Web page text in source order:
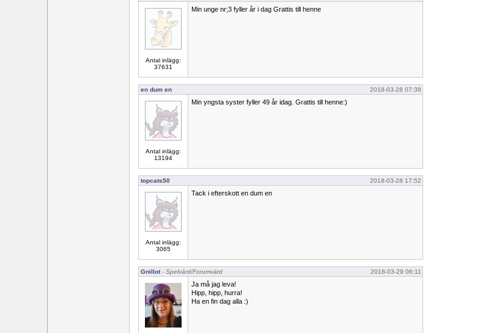
Antal inlägg:
37631
Min unge nr;3 fyller år i dag Grattis till henne
en dum en 2018-03-28 07:38
Antal inlägg:
13194
Min yngsta syster fyller 49 år idag. Grattis till henne:)
topcats50 2018-03-28 17:52
Antal inlägg:
3065
Tack i efterskott en dum en
Gnillot- Spelvärd/Forumvärd 2018-03-29 06:11
Ja må jag leva!
Hipp, hipp, hurra!
Ha en fin dag alla :)